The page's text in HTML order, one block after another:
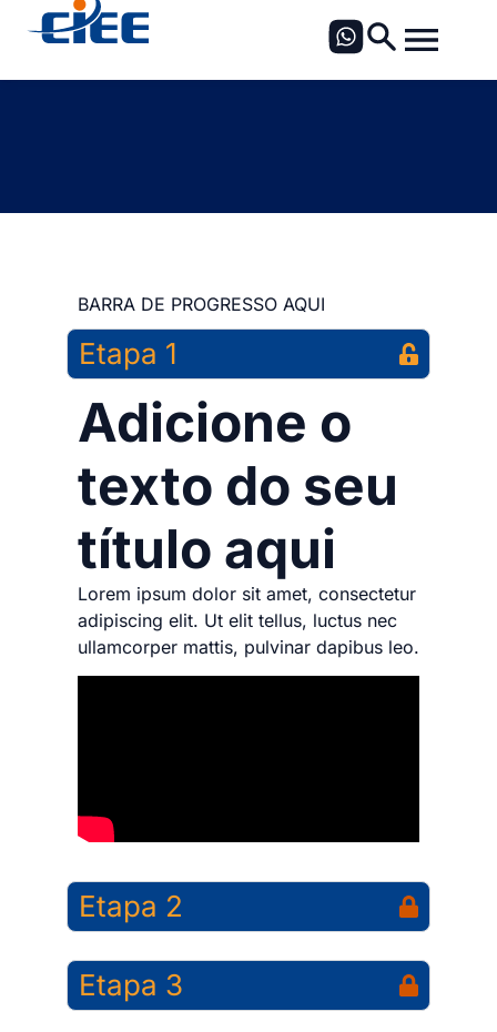
BARRA DE PROGRESSO AQUI
Etapa 1
Adicione o
texto do seu
título aqui
Lorem ipsum dolor sit amet, consectetur
adipiscing elit. Ut elit tellus, luctus nec
ullamcorper mattis, pulvinar dapibus leo.
Etapa 2
Etapa 3